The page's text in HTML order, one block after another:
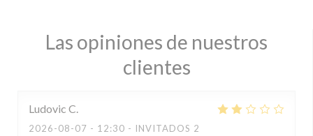
Las opiniones de nuestros
clientes
Ludovic C
2026-08-07 - 12:30 - INVITADOS 2